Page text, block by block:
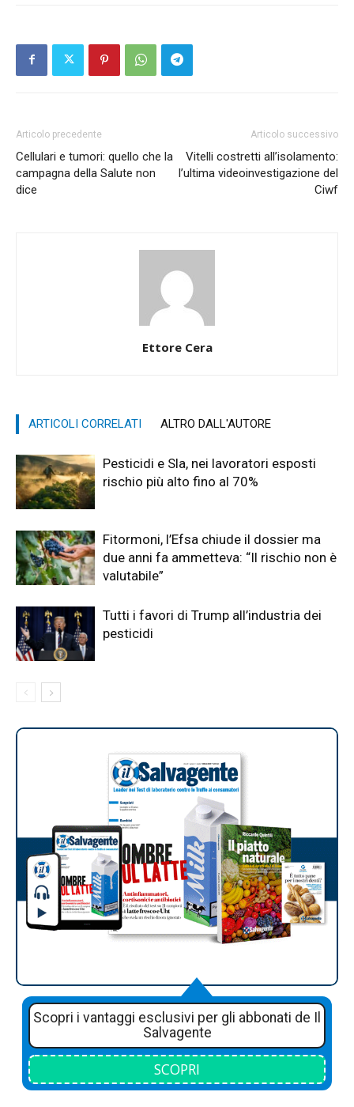
Articolo precedente
Cellulari e tumori: quello che la
campagna della Salute non
dice
Articolo successivo
Vitelli costretti all’isolamento:
l’ultima videoinvestigazione del
Ciwf
Ettore Cera
ARTICOLI CORRELATI ALTRO DALL'AUTORE
Pesticidi e Sla, nei lavoratori esposti
rischio più alto fino al 70%
Fitormoni, l’Efsa chiude il dossier ma
due anni fa ammetteva: “Il rischio non è
valutabile”
Tutti i favori di Trump all’industria dei
pesticidi
Scopri i vantaggi esclusivi per gli abbonati de Il
Salvagente
SCOPRI